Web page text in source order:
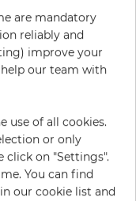
are mandatory
reliably and
improve your
help our team with
use of all cookies.
or only
click on "Settings".
You can find
our cookie list and